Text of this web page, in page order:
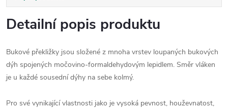
Detailní popis produktu
Bukové překližky jsou složené z mnoha vrstev loupaných bukových
dýh spojených močovino-formaldehydovým lepidlem. Směr vláken
je u každé sousední dýhy na sebe kolmý.
Pro své vynikající vlastnosti jako je vysoká pevnost, houževnatost,